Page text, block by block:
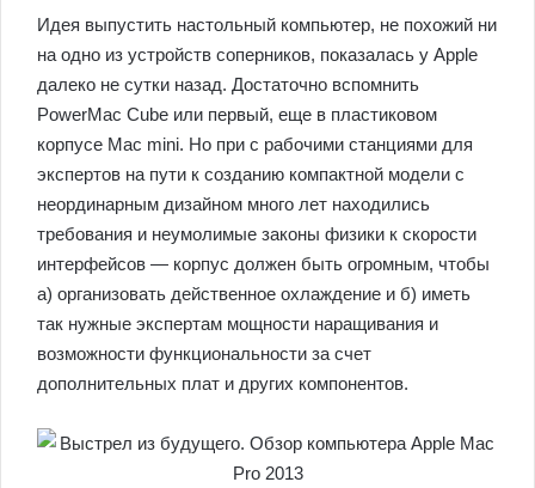
Идея выпустить настольный компьютер, не похожий ни
на одно из устройств соперников, показалась у Apple
далеко не сутки назад. Достаточно вспомнить
PowerMac Cube или первый, еще в пластиковом
корпусе Mac mini. Но при с рабочими станциями для
экспертов на пути к созданию компактной модели с
неординарным дизайном много лет находились
требования и неумолимые законы физики к скорости
интерфейсов — корпус должен быть огромным, чтобы
a) организовать действенное охлаждение и б) иметь
так нужные экспертам мощности наращивания и
возможности функциональности за счет
дополнительных плат и других компонентов.